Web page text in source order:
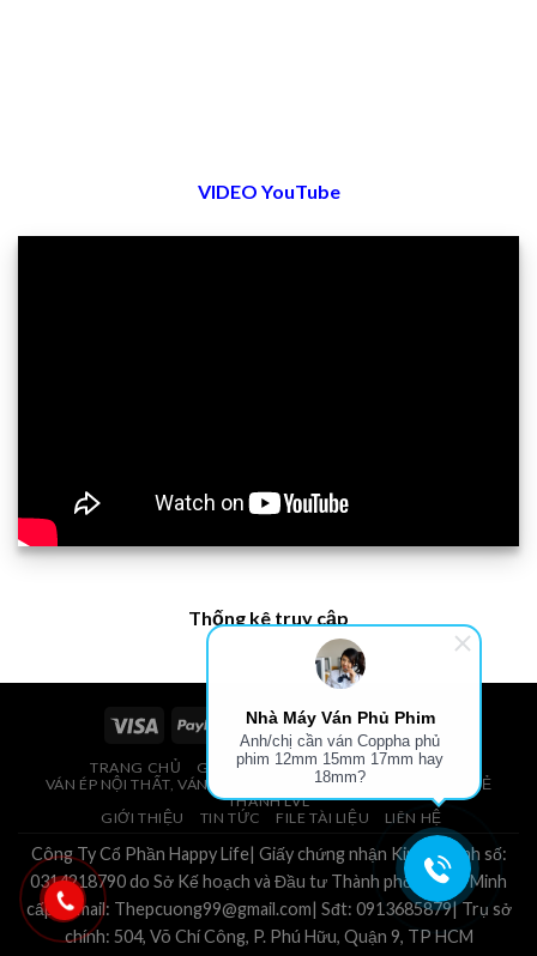
VIDEO YouTube
Thống kê truy cập
TRANG CHỦ
GIÁ VÁN PHỦ PHIM, VÁN COPPHA
VÁN ÉP NỘI THẤT, VÁN ÉP BAO BÌ, VÁN SOFA, PALLETS, VÁN SẺ
THANH LVL
GIỚI THIỆU
TIN TỨC FILE TÀI LIỆU LIÊN HỆ
Công Ty Cổ Phần Happy Life| Giấy chứng nhận Kinh Doanh số:
0314218790 do Sở Kế hoạch và Đầu tư Thành phố Hồ Chí Minh
cấp.| Email: Thepcuong99@gmail.com| Sđt: 0913685879| Trụ sở
chính: 504, Võ Chí Công, P. Phú Hữu, Quận 9, TP HCM
Nhà Máy Ván Phủ Phim
Anh/chị cần ván Coppha phủ
phim 12mm 15mm 17mm hay
18mm?